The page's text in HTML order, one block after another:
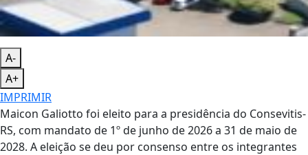
A-
A+
IMPRIMIR
Maicon Galiotto foi eleito para a presidência do Consevitis-
RS, com mandato de 1º de junho de 2026 a 31 de maio de
2028. A eleição se deu por consenso entre os integrantes